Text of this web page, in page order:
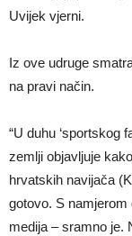
Uvijek vjerni.
Iz ove udruge
na pravi način.
“U duhu ‘sportskog
zemlji objavljuje
hrvatskih navijača
gotovo. S namjerom
medija – sramno je.